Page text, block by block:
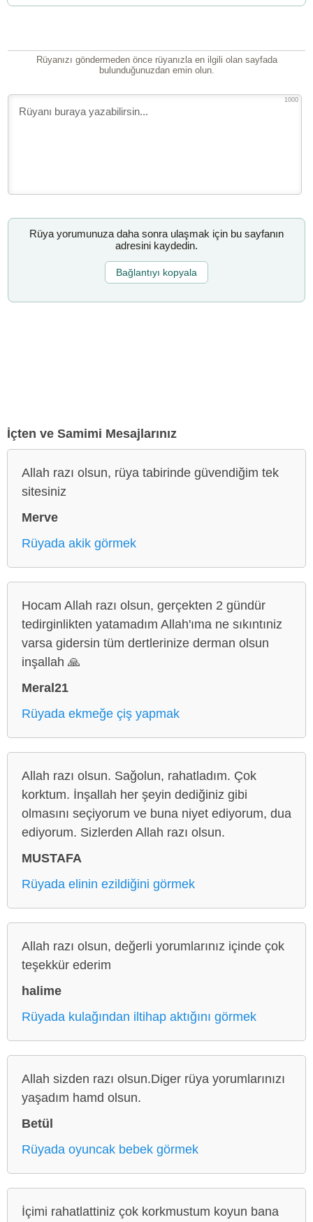
Rüyanızı göndermeden önce rüyanızla en ilgili olan sayfada
bulunduğunuzdan emin olun.
1000
Rüya yorumunuza daha sonra ulaşmak için bu sayfanın
adresini kaydedin.
Bağlantıyı kopyala
İçten ve Samimi Mesajlarınız
Allah razı olsun, rüya tabirinde güvendiğim tek
sitesiniz
Merve
Rüyada akik görmek
Hocam Allah razı olsun, gerçekten 2 gündür
tedirginlikten yatamadım Allah'ıma ne sıkıntıniz
varsa gidersin tüm dertlerinize derman olsun
inşallah 🙏
Meral21
Rüyada ekmeğe çiş yapmak
Allah razı olsun. Sağolun, rahatladım. Çok
korktum. İnşallah her şeyin dediğiniz gibi
olmasını seçiyorum ve buna niyet ediyorum, dua
ediyorum. Sizlerden Allah razı olsun.
MUSTAFA
Rüyada elinin ezildiğini görmek
Allah razı olsun, değerli yorumlarınız içinde çok
teşekkür ederim
halime
Rüyada kulağından iltihap aktığını görmek
Allah sizden razı olsun.Diger rüya yorumlarınızı
yaşadım hamd olsun.
Betül
Rüyada oyuncak bebek görmek
İçimi rahatlattiniz çok korkmustum koyun bana